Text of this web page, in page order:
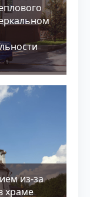
из-за
храме